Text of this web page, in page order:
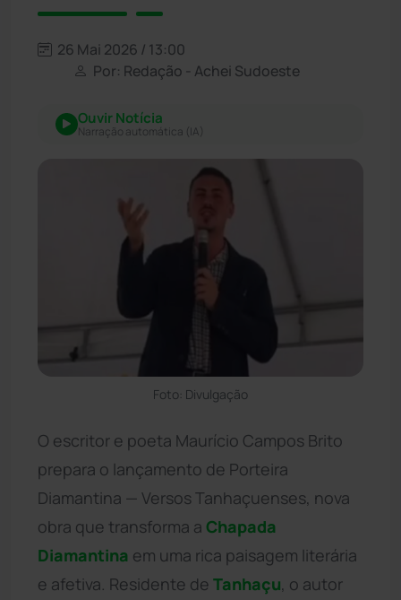
26 Mai 2026 / 13:00
Por: Redação - Achei Sudoeste
Ouvir Notícia
Narração automática (IA)
Foto: Divulgação
O escritor e poeta Maurício Campos Brito
prepara o lançamento de Porteira
Diamantina — Versos Tanhaçuenses, nova
obra que transforma a Chapada
Diamantina em uma rica paisagem literária
e afetiva. Residente de Tanhaçu, o autor